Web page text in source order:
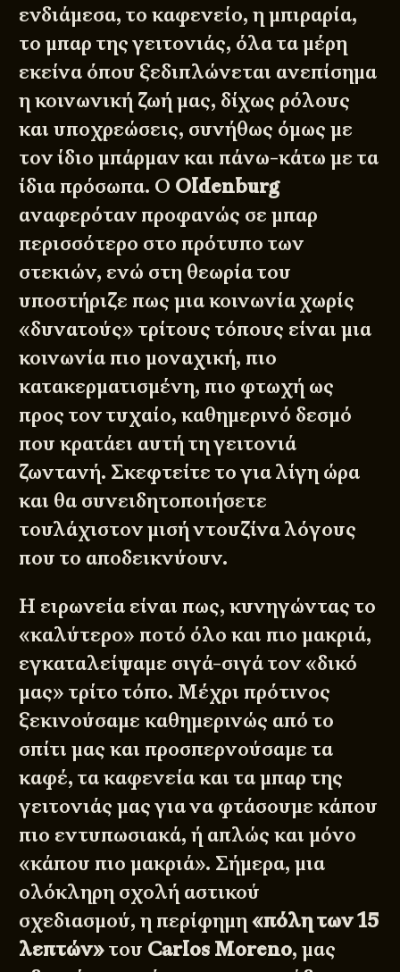
ενδιάμεσα, το καφενείο, η μπιραρία,
το μπαρ της γειτονιάς, όλα τα μέρη
εκείνα όπου ξεδιπλώνεται ανεπίσημα
η κοινωνική ζωή μας, δίχως ρόλους
και υποχρεώσεις, συνήθως όμως με
τον ίδιο μπάρμαν και πάνω-κάτω με τα
ίδια πρόσωπα. Ο Oldenburg
αναφερόταν προφανώς σε μπαρ
περισσότερο στο πρότυπο των
στεκιών, ενώ στη θεωρία του
υποστήριζε πως μια κοινωνία χωρίς
«δυνατούς» τρίτους τόπους είναι μια
κοινωνία πιο μοναχική, πιο
κατακερματισμένη, πιο φτωχή ως
προς τον τυχαίο, καθημερινό δεσμό
που κρατάει αυτή τη γειτονιά
ζωντανή. Σκεφτείτε το για λίγη ώρα
και θα συνειδητοποιήσετε
τουλάχιστον μισή ντουζίνα λόγους
που το αποδεικνύουν.
Η ειρωνεία είναι πως, κυνηγώντας το
«καλύτερο» ποτό όλο και πιο μακριά,
εγκαταλείψαμε σιγά-σιγά τον «δικό
μας» τρίτο τόπο. Μέχρι πρότινος
ξεκινούσαμε καθημερινώς από το
σπίτι μας και προσπερνούσαμε τα
καφέ, τα καφενεία και τα μπαρ της
γειτονιάς μας για να φτάσουμε κάπου
πιο εντυπωσιακά, ή απλώς και μόνο
«κάπου πιο μακριά». Σήμερα, μια
ολόκληρη σχολή αστικού
σχεδιασμού, η περίφημη«πόλη των 15
λεπτών»του Carlos Moreno, μας